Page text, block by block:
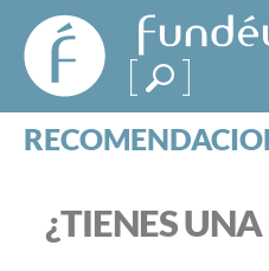
FundéuRAE
- Fundación
del Español
Urgente
ESPECIALES
¿TIENES